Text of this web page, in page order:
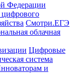
Федерации
цифрового
Смотри.ЕГЭ
облачная
Цифровые
система
и